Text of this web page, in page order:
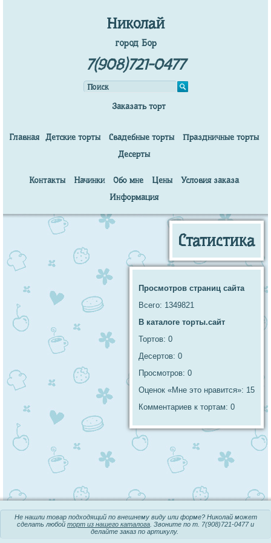
Николай
город Бор
7(908)721-0477
Заказать торт
Главная Детские торты Свадебные торты
Праздничные торты
Десерты
Контакты Начинки Обо мне Цены
Условия заказа
Информация
Статистика
Просмотров страниц сайта
Всего: 1349821
В каталоге торты.сайт
Тортов: 0
Десертов: 0
Просмотров: 0
Оценок «Мне это нравится»: 15
Комментариев к тортам: 0
Не нашли товар подходящий по внешнему виду или форме? Николай может
сделать любой торт из нашего каталога . Звоните по т. 7(908)721-0477и
делайте заказ по артикулу.